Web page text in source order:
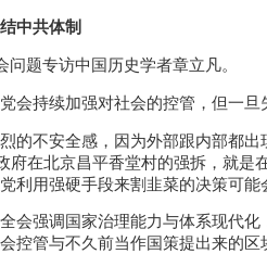
中共体制
问题专访中国历史学者章立凡。
会持续加强对社会的控管，但一旦
的不安全感，因为外部跟内部都
府在北京昌平香堂村的强拆，就是
利用强硬手段来割韭菜的决策可能
会强调国家治理能力与体系现代
控管与不久前当作国策提出来的区